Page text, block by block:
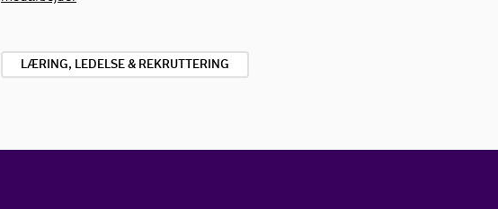
LÆRING, LEDELSE & REKRUTTERING